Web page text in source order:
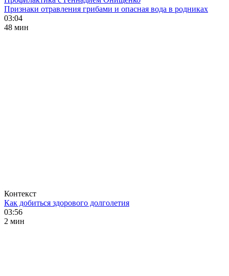
Признаки отравления грибами и опасная вода в родниках
03:04
48 мин
Контекст
Как добиться здорового долголетия
03:56
2 мин